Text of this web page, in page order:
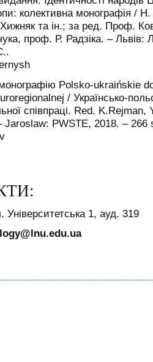
колективна монографія /
та ін.; за ред. Проф.
проф. Р. Радзіка. – Львів:
Polsko-ukraińskie
/ Українсько-
співпраці. Red.
Jaroslaw: PWSTE, 2018. – 266
Університетська 1, ауд. 319